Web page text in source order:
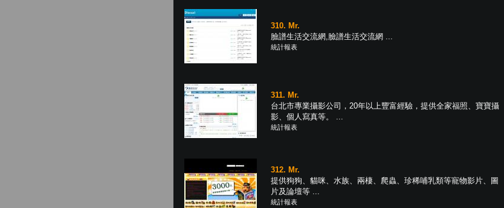
310. Mr.
臉譜生活交流網,臉譜生活交流網 ...
統計報表
311. Mr.
台北市專業攝影公司，20年以上豐富經驗，提供全家福照、寶寶攝
影、個人寫真等。 ...
統計報表
312. Mr.
提供狗狗、貓咪、水族、兩棲、爬蟲、珍稀哺乳類等寵物影片、圖
片及論壇等 ...
統計報表